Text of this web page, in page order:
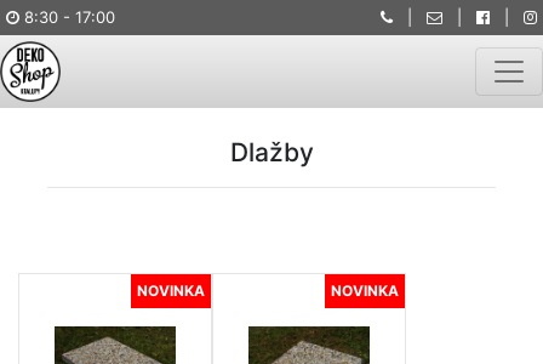
8:30 - 17:00
Dlažby
NOVINKA NOVINKA